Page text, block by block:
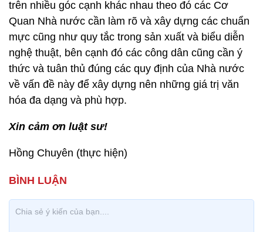
trên nhiều góc cạnh khác nhau theo đó các Cơ
Quan Nhà nước cần làm rõ và xây dựng các chuẩn
mực cũng như quy tắc trong sản xuất và biểu diễn
nghệ thuật, bên cạnh đó các công dân cũng cần ý
thức và tuân thủ đúng các quy định của Nhà nước
về vấn đề này để xây dựng nên những giá trị văn
hóa đa dạng và phù hợp.
Xin cảm ơn luật sư!
Hồng Chuyên (thực hiện)